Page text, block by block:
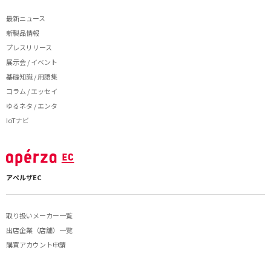
最新ニュース
新製品情報
プレスリリース
展示会 / イベント
基礎知識 / 用語集
コラム / エッセイ
ゆるネタ / エンタ
IoTナビ
アペルザEC
取り扱いメーカー一覧
出店企業（店舗）一覧
購買アカウント申請